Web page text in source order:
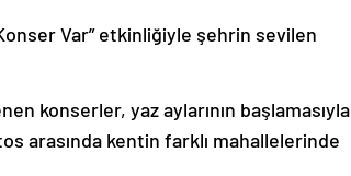
Var” etkinliğiyle şehrin sevilen
konserler, yaz aylarının başlamasıyla
arasında kentin farklı mahallelerinde